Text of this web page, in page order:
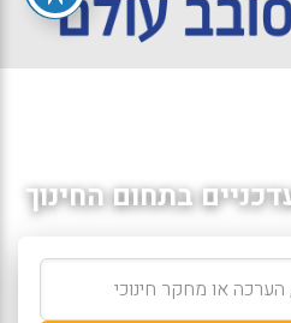
בתחום החינוך